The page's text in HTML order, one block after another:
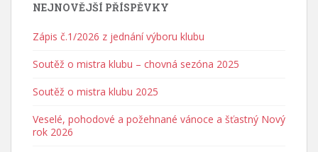
NEJNOVĚJŠÍ PŘÍSPĚVKY
Zápis č.1/2026 z jednání výboru klubu
Soutěž o mistra klubu – chovná sezóna 2025
Soutěž o mistra klubu 2025
Veselé, pohodové a požehnané vánoce a šťastný Nový
rok 2026